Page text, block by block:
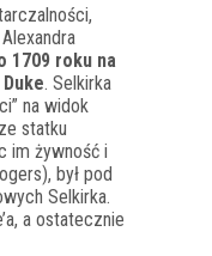
1709 roku na
. Selkirka
na widok
statku
im żywność i
był pod
Selkirka.
a ostatecznie